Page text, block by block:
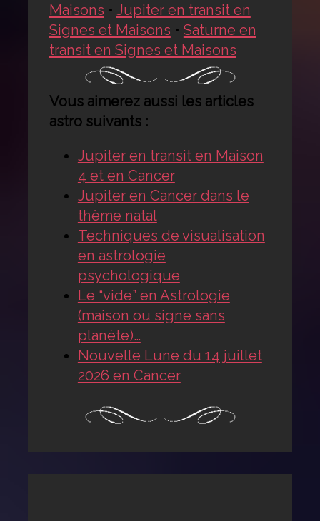
Maisons • Jupiter en transit en
Signes et Maisons • Saturne en
transit en Signes et Maisons
Vous aimerez aussi les articles
astro suivants :
Jupiter en transit en Maison
4 et en Cancer
Jupiter en Cancer dans le
thème natal
Techniques de visualisation
en astrologie
psychologique
Le “vide” en Astrologie
(maison ou signe sans
planète)…
Nouvelle Lune du 14 juillet
2026 en Cancer